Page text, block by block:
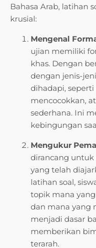
Bahasa Arab, latihan
krusial:
Mengenal
ujian memiliki
khas. Dengan
dengan jenis-
dihadapi,
mencocokkan,
sederhana. Ini
kebingungan
Mengukur
dirancang
yang telah
latihan soal,
topik mana
dan mana yang
menjadi dasar
memberikan
terarah.